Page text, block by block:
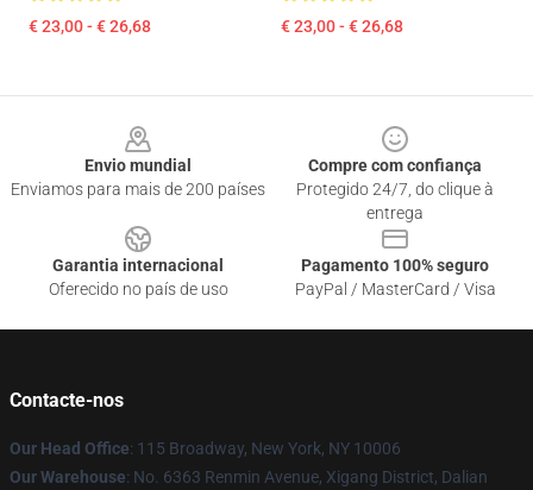
€ 23,00 - € 26,68 € 23,00 - € 26,68
Envio mundial
Enviamos para mais de 200 países
Compre com confiança
Protegido 24/7, do clique à
entrega
Garantia internacional
Oferecido no país de uso
Pagamento 100% seguro
PayPal / MasterCard / Visa
Contacte-nos
Our Head Office: 115 Broadway, New York, NY 10006
Our Warehouse: No. 6363 Renmin Avenue, Xigang District, Dalian